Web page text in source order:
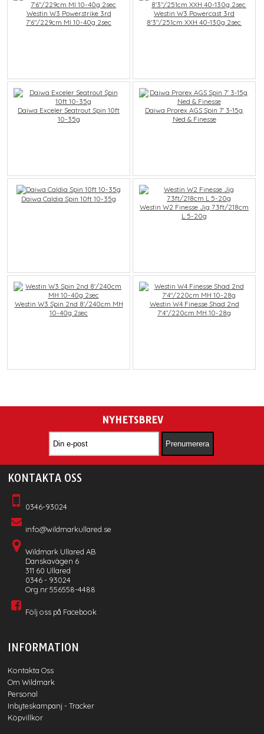
Westin W3 Powerstrike 3rd
7'6"/229cm Ml 10-40g 2sec
Westin W3 Powercast 3rd
8'3"/251cm XXH 40-130g 2sec
Daiwa Exceler Seatrout Spin 10ft
10-35g
Daiwa Prorex AGS Spin 7' 3-15g
Ned & Finesse
Daiwa Caldia Spin 10ft 10-35g
Westin W2 Finesse Jig 7.3ft/218cm
L 5-20g
Westin W3 Spin 2nd 8'/240cm MH
10-40g 2sec
Westin W4 Finesse Shad 2nd
7'4"/220cm MH 10-28g
NYHETSBREV
KONTAKTA OSS
0346-93024
info@wildmarkullared.se
Wildmark Ullared AB
Danskavägen 6
311 60 Ullared
0346 - 93024
Org.nr 556558-4488
Följ oss på Facebook
INFORMATION
Kontakta Oss
Om Wildmark
Personal
Inbyteskampanj - Tracker
Köpvillkor